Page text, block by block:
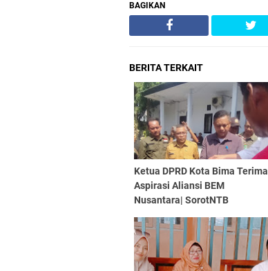
BAGIKAN
BERITA TERKAIT
Ketua DPRD Kota Bima Terima
Aspirasi Aliansi BEM
Nusantara| SorotNTB